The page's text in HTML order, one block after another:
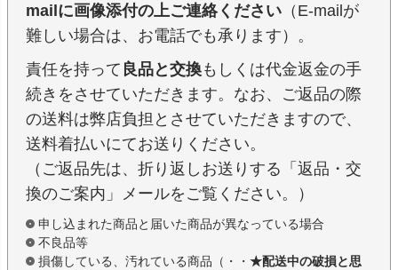
mailに画像添付の上ご連絡ください （E-mailが
難しい場合は、お電話でも承ります）。
責任を持って 良品と交換もしくは代金返金の手
続きをさせていただきます。なお、ご返品の際
の送料は弊店負担とさせていただきますので、
送料着払いにてお送りください。
（ご返品先は、折り返しお送りする「返品・交
換のご案内」メールをご覧ください。）
申し込まれた商品と届いた商品が異なっている場合
不良品等
損傷している、汚れている商品（・・ ★配送中の破損と思